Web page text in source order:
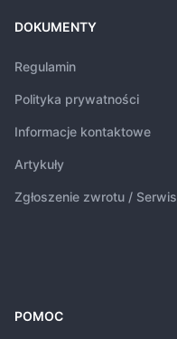
DOKUMENTY
Regulamin
Polityka prywatności
Informacje kontaktowe
Artykuły
Zgłoszenie zwrotu / Serwis
POMOC